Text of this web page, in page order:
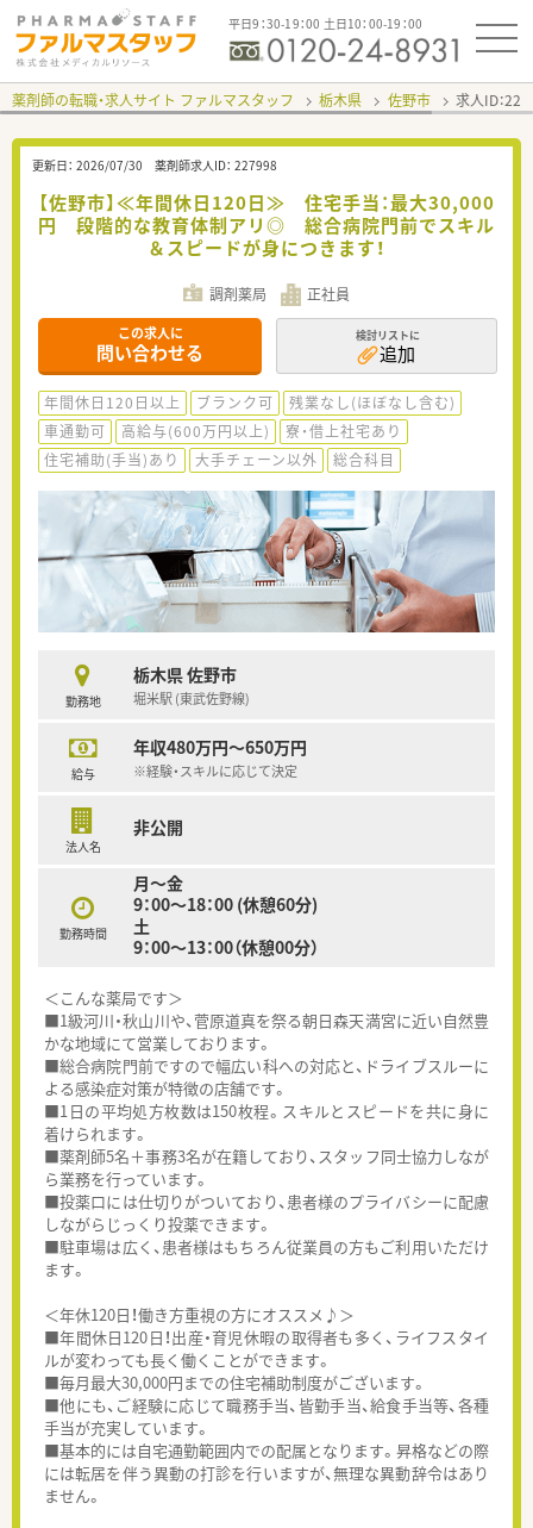
平日9：30-19：00 土日10：00-19：00
薬剤師の転職・求人サイト ファルマスタッフ 栃木県 佐野市 求人ID：
更新日： 2026/07/30 薬剤師求人ID： 227998
【佐野市】≪年間休日120日≫ 住宅手当：最大30,000
円 段階的な教育体制アリ◎ 総合病院門前でスキル
＆スピードが身につきます！
調剤薬局 正社員
この求人に
問い合わせる
検討リストに
追加
年間休日120日以上 ブランク可
残業なし(ほぼなし含む)
車通勤可
高給与(600万円以上)
寮・借上社宅あり
住宅補助(手当)あり
大手チェーン以外 総合科目
勤務地
栃木県 佐野市
堀米駅 (東武佐野線)
給与
年収480万円～650万円
※経験・スキルに応じて決定
法人名
非公開
勤務時間
月～金
9：00〜18：00 (休憩60分)
土
9：00～13：00（休憩00分）
＜こんな薬局です＞
■1級河川・秋山川や、菅原道真を祭る朝日森天満宮に近い自然豊
かな地域にて営業しております。
■総合病院門前ですので幅広い科への対応と、ドライブスルーに
よる感染症対策が特徴の店舗です。
■1日の平均処方枚数は150枚程。スキルとスピードを共に身に
着けられます。
■薬剤師5名＋事務3名が在籍しており、スタッフ同士協力しなが
ら業務を行っています。
■投薬口には仕切りがついており、患者様のプライバシーに配慮
しながらじっくり投薬できます。
■駐車場は広く、患者様はもちろん従業員の方もご利用いただけ
ます。
＜年休120日！働き方重視の方にオススメ♪＞
■年間休日120日！出産・育児休暇の取得者も多く、ライフスタイ
ルが変わっても長く働くことができます。
■毎月最大30,000円までの住宅補助制度がございます。
■他にも、ご経験に応じて職務手当、皆勤手当、給食手当等、各種
手当が充実しています。
■基本的には自宅通勤範囲内での配属となります。昇格などの際
には転居を伴う異動の打診を行いますが、無理な異動辞令はあり
ません。